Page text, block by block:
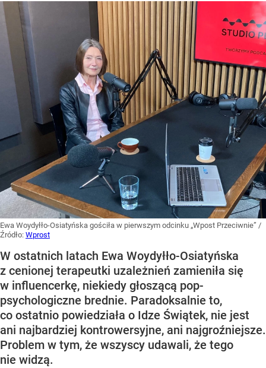
Ewa Woydyłło-Osiatyńska gościła w pierwszym odcinku „Wpost Przeciwnie” /
Źródło: Wprost
W ostatnich latach Ewa Woydyłło-Osiatyńska
z cenionej terapeutki uzależnień zamieniła się
w influencerkę, niekiedy głoszącą pop-
psychologiczne brednie. Paradoksalnie to,
co ostatnio powiedziała o Idze Świątek, nie jest
ani najbardziej kontrowersyjne, ani najgroźniejsze.
Problem w tym, że wszyscy udawali, że tego
nie widzą.